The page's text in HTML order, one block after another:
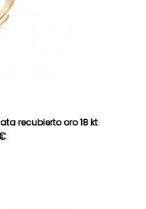
recubierto oro 18 kt